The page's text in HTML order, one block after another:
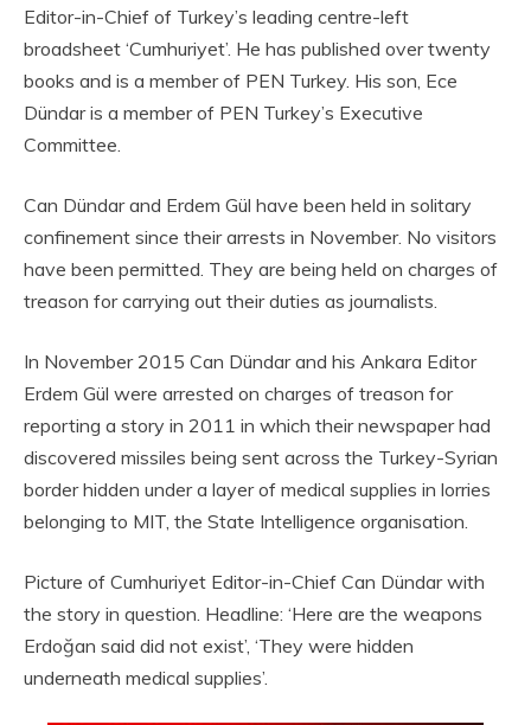
Editor-in-Chief of Turkey’s leading centre-left
broadsheet ‘Cumhuriyet’. He has published over twenty
books and is a member of PEN Turkey. His son, Ece
Dündar is a member of PEN Turkey’s Executive
Committee.
Can Dündar and Erdem Gül have been held in solitary
confinement since their arrests in November. No visitors
have been permitted. They are being held on charges of
treason for carrying out their duties as journalists.
In November 2015 Can Dündar and his Ankara Editor
Erdem Gül were arrested on charges of treason for
reporting a story in 2011 in which their newspaper had
discovered missiles being sent across the Turkey-Syrian
border hidden under a layer of medical supplies in lorries
belonging to MIT, the State Intelligence organisation.
Picture of Cumhuriyet Editor-in-Chief Can Dündar with
the story in question. Headline: ‘Here are the weapons
Erdoğan said did not exist’, ‘They were hidden
underneath medical supplies’.